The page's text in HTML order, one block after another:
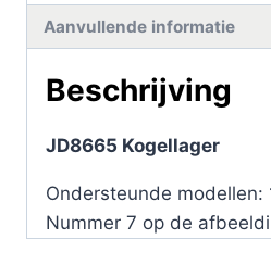
Aanvullende informatie
Beschrijving
JD8665 Kogellager
Ondersteunde modellen:
Nummer 7 op de